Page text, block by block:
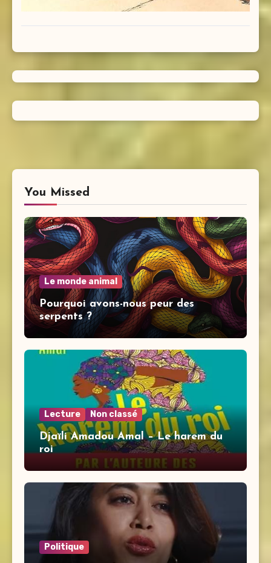
You Missed
Le monde animal
Pourquoi avons-nous peur des
serpents ?
Lecture Non classé
Djaïli Amadou Amal – Le harem du
roi
Politique